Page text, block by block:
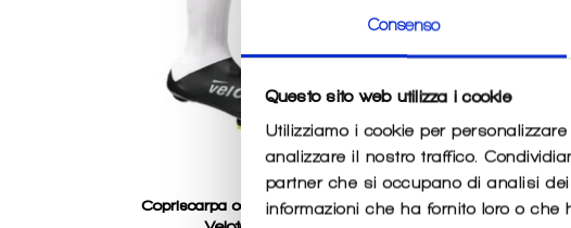
Consenso
Questo sito web utilizza i cookie
Utilizziamo i cookie per
analizzare il nostro traffico.
partner che si occupano di analisi
informazioni che ha fornito loro o che
Copriscarpa con bottoncini